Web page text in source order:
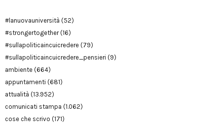
#lanuovauniversità (52)
#strongertogether(16)
#sullapoliticaincuicredere (79)
#sullapoliticaincuicredere_pensieri (9)
ambiente (664)
appuntamenti (681)
attualità (13.952)
comunicati stampa (1.062)
cose che scrivo (171)